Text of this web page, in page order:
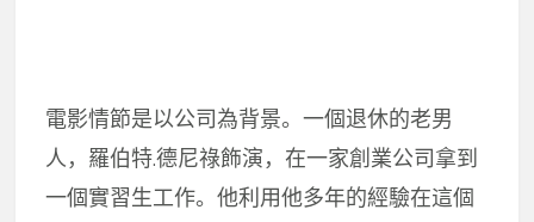
電影情節是以公司為背景。一個退休的老男
人，羅伯特.德尼祿飾演，在一家創業公司拿到
一個實習生工作。他利用他多年的經驗在這個